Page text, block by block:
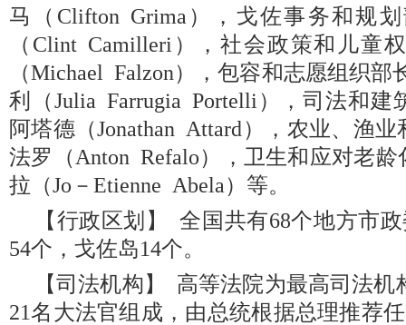
马（Clifton Grima），戈佐事务和规
（Clint Camilleri），社会政策和儿童
（Michael Falzon），包容和志愿组织部
利（Julia Farrugia Portelli），司法和建
阿塔德（Jonathan Attard），农业、渔
法罗（Anton Refalo），卫生和应对老龄
拉（Jo－Etienne Abela）等。
【行政区划】 全国共有68个地方市
54个，戈佐岛14个。
【司法机构】 高等法院为最高司法
21名大法官组成，由总统根据总理推荐